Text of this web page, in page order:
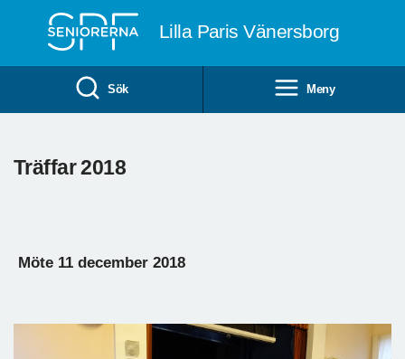
Lilla Paris Vänersborg
Sök Meny
Träffar 2018
Möte 11 december 2018